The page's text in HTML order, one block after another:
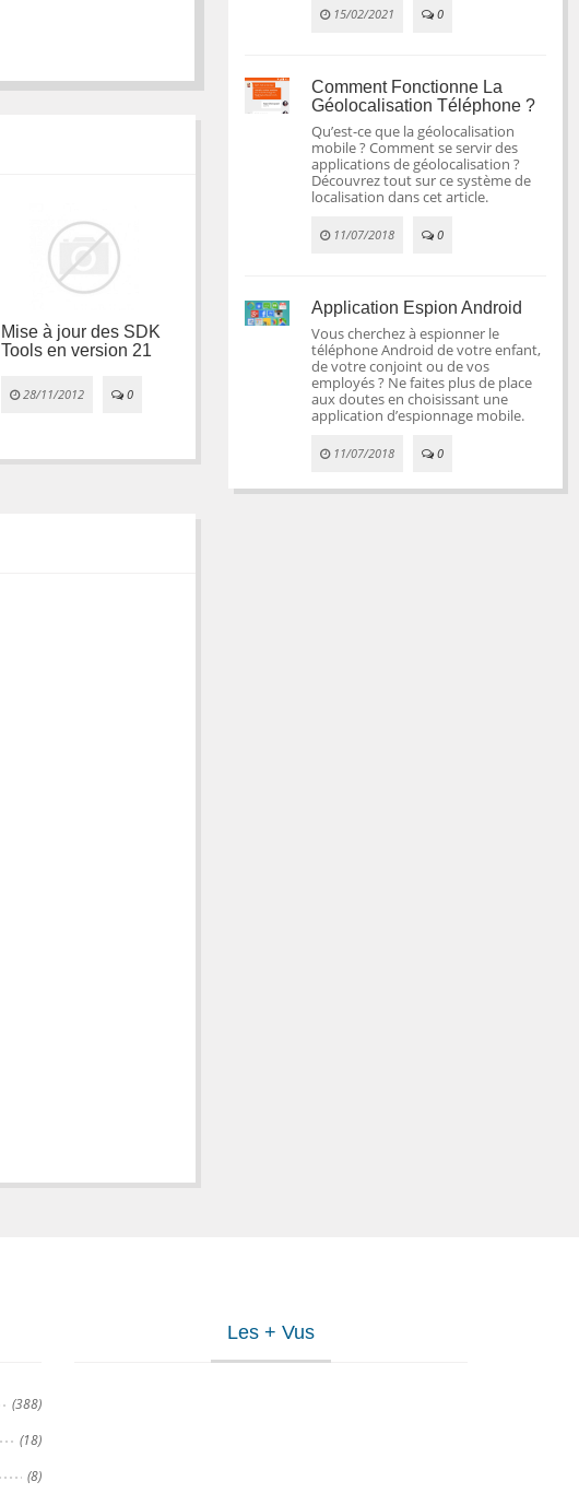
Mise à jour des SDK
Tools en version 21
28/11/2012 0
Les raccourcis
clavier pour Eclipse
6
Monter son PC en
2016
18/01/2017 1
15/02/2021 0
Comment Fonctionne La
Géolocalisation Téléphone ?
Qu’est-ce que la géolocalisation
mobile ? Comment se servir des
applications de géolocalisation ?
Découvrez tout sur ce système de
localisation dans cet article.
11/07/2018 0
Application Espion Android
Vous cherchez à espionner le
téléphone Android de votre enfant,
de votre conjoint ou de vos
employés ? Ne faites plus de place
aux doutes en choisissant une
application d’espionnage mobile.
11/07/2018 0
(388)
(18)
(8)
Les + Vus